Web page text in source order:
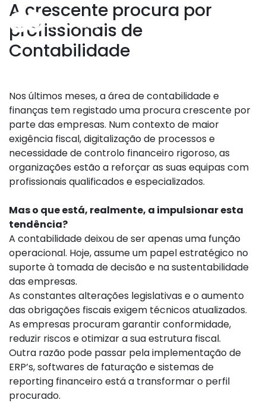
A crescente procura por
profissionais de
Contabilidade
Nos últimos meses, a área de contabilidade e
finanças tem registado uma procura crescente por
parte das empresas. Num contexto de maior
exigência fiscal, digitalização de processos e
necessidade de controlo financeiro rigoroso, as
organizações estão a reforçar as suas equipas com
profissionais qualificados e especializados.
Mas o que está, realmente, a impulsionar esta
tendência?
A contabilidade deixou de ser apenas uma função
operacional. Hoje, assume um papel estratégico no
suporte à tomada de decisão e na sustentabilidade
das empresas.
As constantes alterações legislativas e o aumento
das obrigações fiscais exigem técnicos atualizados.
As empresas procuram garantir conformidade,
reduzir riscos e otimizar a sua estrutura fiscal.
Outra razão pode passar pela implementação de
ERP’s, softwares de faturação e sistemas de
reporting financeiro está a transformar o perfil
procurado.